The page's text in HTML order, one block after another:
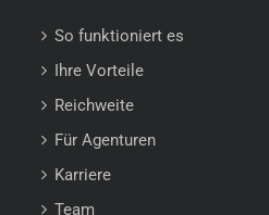
So funktioniert es
Ihre Vorteile
Reichweite
Für Agenturen
Karriere
Team